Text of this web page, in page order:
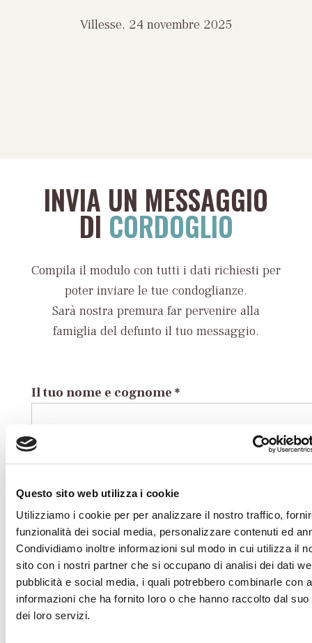
Questo sito web utilizza i cookie
Utilizziamo i cookie per per analizzare il nostro traffico,
funzionalità dei social media, personalizzare contenuti ed
Condividiamo inoltre informazioni sul modo in cui utilizza il
sito con i nostri partner che si occupano di analisi dei dati
pubblicità e social media, i quali potrebbero combinarle con
informazioni che ha fornito loro o che hanno raccolto dal
dei loro servizi.
Villesse, 24 novembre 2025
INVIA UN MESSAGGIO
DI CORDOGLIO
Compila il modulo con tutti i dati richiesti per
poter inviare le tue condoglianze.
Sarà nostra premura far pervenire alla
famiglia del defunto il tuo messaggio.
Il tuo nome e cognome *
La tua Email *
Il tuo numero di Telefono
Il tuo indirizzo completo